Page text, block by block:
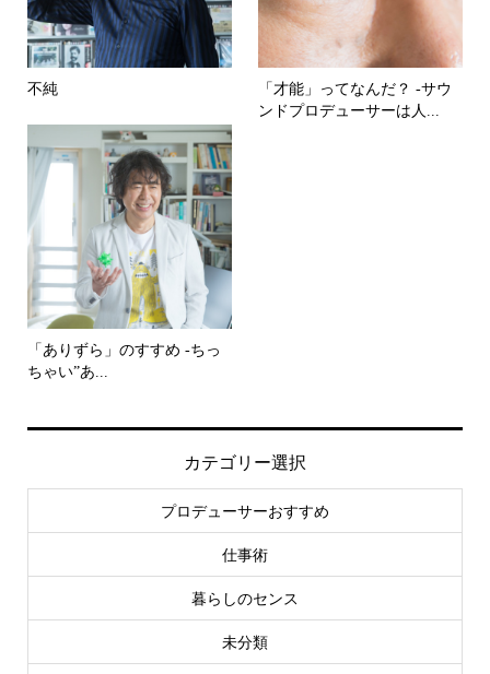
不純
「才能」ってなんだ？ -サウ
ンドプロデューサーは人...
「ありずら」のすすめ -ちっ
ちゃい”あ...
カテゴリー選択
プロデューサーおすすめ
仕事術
暮らしのセンス
未分類